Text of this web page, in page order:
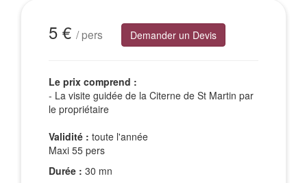
5 € / pers Demander un Devis
Le prix comprend :
- La visite guidée de la Citerne de St Martin par
le propriétaire
Validité : toute l'année
Maxi 55 pers
Durée : 30 mn